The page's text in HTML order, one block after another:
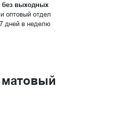
без выходных
оптовый отдел
дней в неделю
матовый